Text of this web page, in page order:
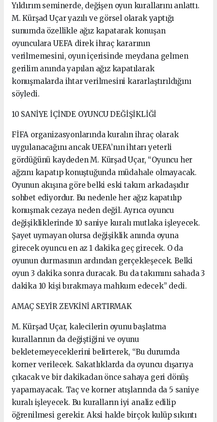
Yıldırım seminerde, değişen oyun kurallarını anlattı.
M. Kürşad Uçar yazılı ve görsel olarak yaptığı
sunumda özellikle ağız kapatarak konuşan
oyunculara UEFA direk ihraç kararının
verilmemesini, oyun içerisinde meydana gelmen
gerilim anında yapılan ağız kapatılarak
konuşmalarda ihtar verilmesini kararlaştırıldığını
söyledi.
10 SANİYE İÇİNDE OYUNCU DEĞİŞİKLİĞİ
FİFA organizasyonlarında kuralın ihraç olarak
uygulanacağını ancak UEFA’nın ihtarı yeterli
gördüğünü kaydeden M. Kürşad Uçar, “Oyuncu her
ağzını kapatıp konuştuğunda müdahale olmayacak.
Oyunun akışına göre belki eski takım arkadaşıdır
sohbet ediyordur. Bu nedenle her ağız kapatılıp
konuşmak cezaya neden değil. Ayrıca oyuncu
değişikliklerinde 10 saniye kuralı mutlaka işleyecek.
Şayet uymayan olursa değişiklik anında oyuna
girecek oyuncu en az 1 dakika geç girecek. O da
oyunun durmasının ardından gerçekleşecek. Belki
oyun 3 dakika sonra duracak. Bu da takımını sahada 3
dakika 10 kişi bırakmaya mahkum edecek” dedi.
AMAÇ SEYİR ZEVKİNİ ARTIRMAK
M. Kürşad Uçar, kalecilerin oyunu başlatma
kurallarının da değiştiğini ve oyunu
bekletemeyeceklerini belirterek, “Bu durumda
korner verilecek. Sakatlıklarda da oyuncu dışarıya
çıkacak ve bir dakikadan önce sahaya geri dönüş
yapamayacak. Taç ve korner atışlarında da 5 saniye
kuralı işleyecek. Bu kuralların iyi analiz edilip
öğrenilmesi gerekir. Aksi halde birçok kulüp sıkıntı